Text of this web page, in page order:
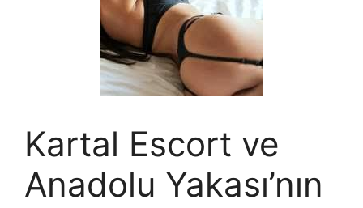
Kartal Escort ve
Anadolu Yakası’nın